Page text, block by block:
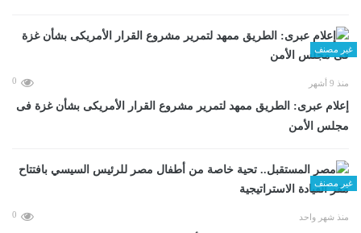
غير مصنف
منذ 9 أشهر 0
إعلام عبرى: الطريق ممهد لتمرير مشروع القرار الأمريكى بشأن غزة فى
مجلس الأمن
غير مصنف
منذ شهر واحد 0